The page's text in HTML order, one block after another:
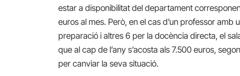
estar a disponibilitat del departament
euros al mes. Però, en el cas d’un professor
preparació i altres 6 per la docència directa, el
que al cap de l’any s’acosta als 7.500 euros,
per canviar la seva situació.